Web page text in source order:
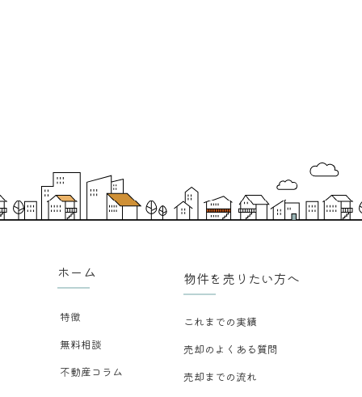
ホーム
特徴
無料相談
不動産コラム
物件を売りたい方へ
これまでの実績
売却のよくある質問
売却までの流れ